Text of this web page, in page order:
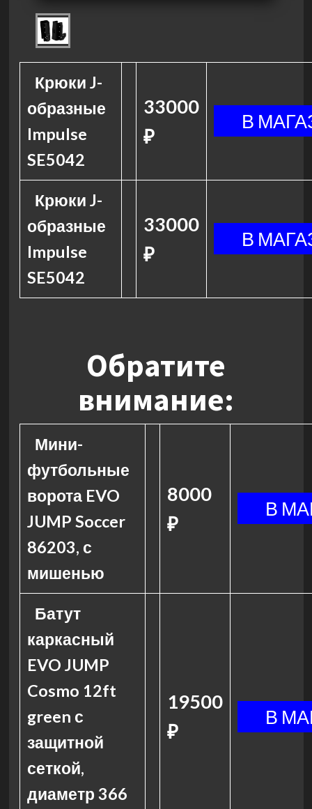
Крюки J-
образные
Impulse
SE5042
33000
₽
Крюки J-
образные
Impulse
SE5042
33000
₽
Обратите
внимание:
Мини-
футбольные
ворота EVO
JUMP Soccer
86203, с
мишенью
8000
₽
Батут
каркасный
EVO JUMP
Cosmo 12ft
green с
защитной
сеткой,
диаметр 366
19500
₽